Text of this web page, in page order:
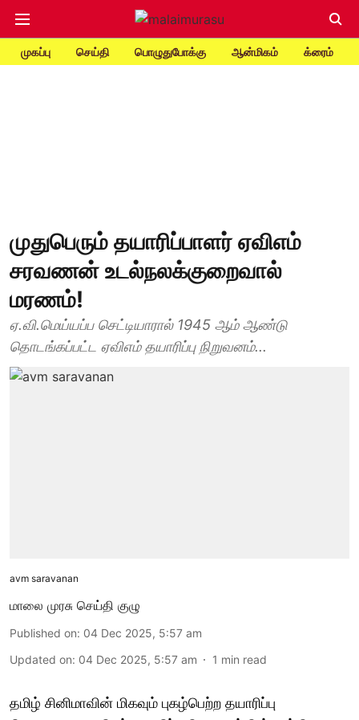
முகப்பு செய்தி பொழுதுபோக்கு ஆன்மிகம் க்ரைம்
முதுபெரும் தயாரிப்பாளர் ஏவிஎம்
சரவணன் உடல்நலக்குறைவால்
மரணம்!
ஏ.வி.மெய்யப்ப செட்டியாரால் 1945 ஆம் ஆண்டு
தொடங்கப்பட்ட ஏவிஎம் தயாரிப்பு நிறுவனம்...
avm saravanan
மாலை முரசு செய்தி குழு
Published on: 04 Dec 2025, 5:57 am
Updated on: 04 Dec 2025, 5:57 am 1 min read
தமிழ் சினிமாவின் மிகவும் புகழ்பெற்ற தயாரிப்பு